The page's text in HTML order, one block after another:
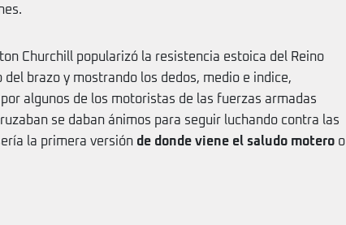
Churchill popularizó la resistencia estoica del Reino
brazo y mostrando los dedos, medio e indice,
algunos de los motoristas de las fuerzas armadas
se daban ánimos para seguir luchando contra las
la primera versión de donde viene el saludo motero o